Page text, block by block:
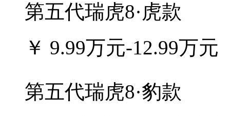
第五代瑞虎8·虎款
￥ 9.99万元-12.99万元
第五代瑞虎8·豹款